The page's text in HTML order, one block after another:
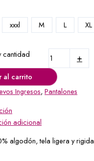
xxxl M L
XL
cantidad +
al carrito
Ingresos,Pantalones
adicional
algodón, tela ligera y rigida